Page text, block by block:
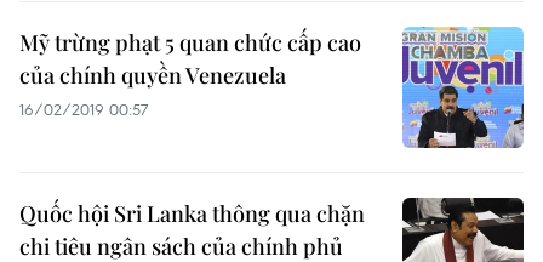
Mỹ trừng phạt 5 quan chức cấp cao
của chính quyền Venezuela
16/02/2019 00:57
Quốc hội Sri Lanka thông qua chặn
chi tiêu ngân sách của chính phủ